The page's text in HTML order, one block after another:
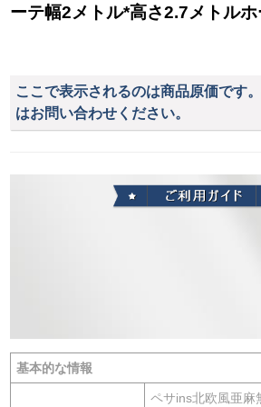
2.0メート
ーテ幅2メトル*高さ2.7メトル
ここで表示されるのは商品原価です
はお問い合わせください。
基本的な情報
ペサins北欧風亜麻